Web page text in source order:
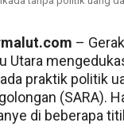
–
Utara
praktik politik
(SARA).
di beberapa